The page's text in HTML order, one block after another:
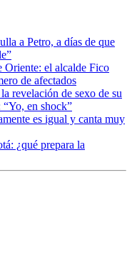
a Petro, a días de que
Oriente: el alcalde Fico
de afectados
revelación de sexo de su
“Yo, en shock”
es igual y canta muy
¿qué prepara la